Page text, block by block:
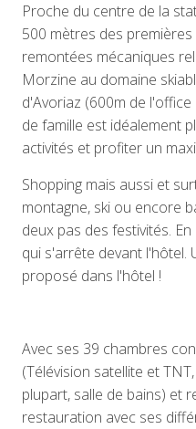
Proche du centre de la
500 mètres des premières
remontées mécaniques
Morzine au domaine
d'Avoriaz (600m de
de famille est idéalement
activités et profiter un
Shopping mais aussi et
montagne, ski ou encore
deux pas des festivités.
qui s'arrête devant l'hôtel.
proposé dans l'hôtel !
Avec ses 39 chambres
(Télévision satellite et
plupart, salle de bains) et
restauration avec ses